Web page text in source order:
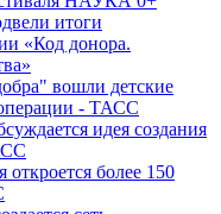
итоги
«Код донора.
вошли детские
- ТАСС
идея создания
откроется более 150